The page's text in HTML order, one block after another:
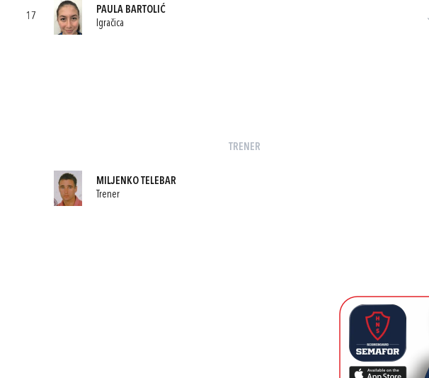
17
PAULA BARTOLIĆ
Igračica
TRENER
MILJENKO TELEBAR
Trener